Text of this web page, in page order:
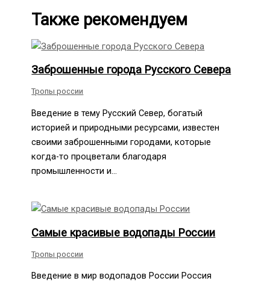
Также рекомендуем
Заброшенные города Русского Севера
Тропы россии
Введение в тему Русский Север, богатый
историей и природными ресурсами, известен
своими заброшенными городами, которые
когда-то процветали благодаря
промышленности и…
Самые красивые водопады России
Тропы россии
Введение в мир водопадов России Россия